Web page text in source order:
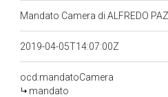
Mandato Camera di ALFREDO
2019-04-05T14:07:00Z
ocd:mandatoCamera
mandato